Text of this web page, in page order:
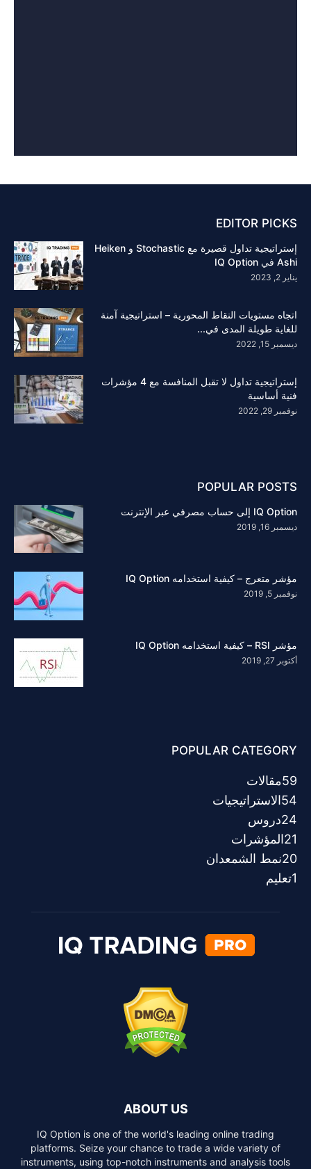
EDITOR PICKS
إستراتيجية تداول قصيرة مع Stochastic و Heiken
Ashi في IQ Option
يناير 2, 2023
اتجاه مستويات النقاط المحورية – استراتيجية آمنة
للغاية طويلة المدى في...
ديسمبر 15, 2022
إستراتيجية تداول لا تقبل المنافسة مع 4 مؤشرات
فنية أساسية
نوفمبر 29, 2022
POPULAR POSTS
IQ Option إلى حساب مصرفي عبر الإنترنت
ديسمبر 16, 2019
مؤشر متعرج – كيفية استخدامه IQ Option
نوفمبر 5, 2019
مؤشر RSI – كيفية استخدامه IQ Option
أكتوبر 27, 2019
POPULAR CATEGORY
مقالات59
الاستراتيجيات54
دروس24
المؤشرات21
نمط الشمعدان20
تعليم1
ABOUT US
IQ Option is one of the world's leading online trading
platforms. Seize your chance to trade a wide variety of
instruments, using top-notch instruments and analysis tools